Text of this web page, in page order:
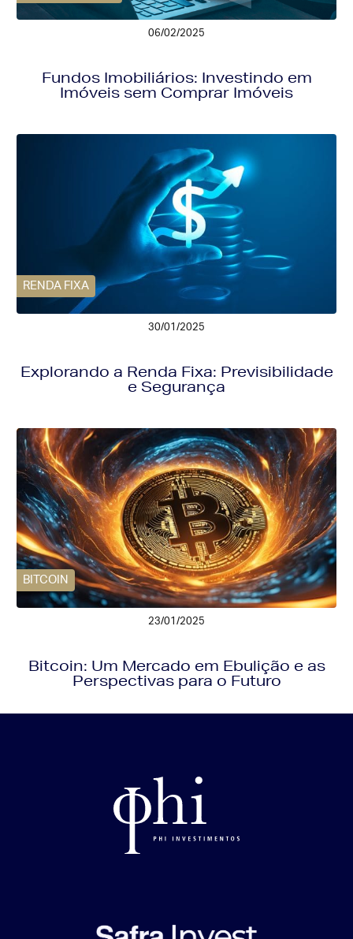
06/02/2025
Fundos Imobiliários: Investindo em
Imóveis sem Comprar Imóveis
RENDA FIXA
30/01/2025
Explorando a Renda Fixa: Previsibilidade
e Segurança
BITCOIN
23/01/2025
Bitcoin: Um Mercado em Ebulição e as
Perspectivas para o Futuro